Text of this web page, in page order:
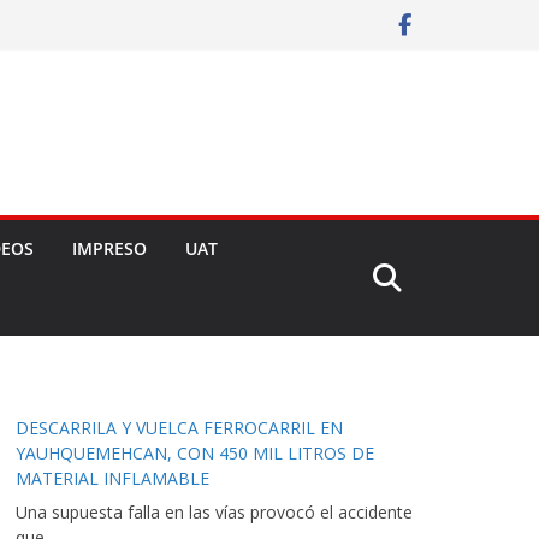
IMPRESO UAT
DESCARRILA Y VUELCA FERROCARRIL EN
YAUHQUEMEHCAN, CON 450 MIL LITROS DE
MATERIAL INFLAMABLE
Una supuesta falla en las vías provocó el accidente